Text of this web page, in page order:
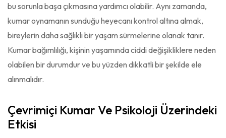
bu sorunla başa çıkmasına yardımcı olabilir. Aynı zamanda,
kumar oynamanın sunduğu heyecanı kontrol altına almak,
bireylerin daha sağlıklı bir yaşam sürmelerine olanak tanır.
Kumar bağımlılığı, kişinin yaşamında ciddi değişikliklere neden
olabilen bir durumdur ve bu yüzden dikkatli bir şekilde ele
alınmalıdır.
Çevrimiçi Kumar Ve Psikoloji Üzerindeki
Etkisi